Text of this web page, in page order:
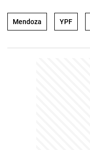
Mendoza YPF